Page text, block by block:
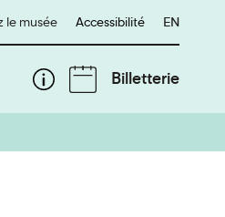
le musée Accessibilité English
EN
Billetterie